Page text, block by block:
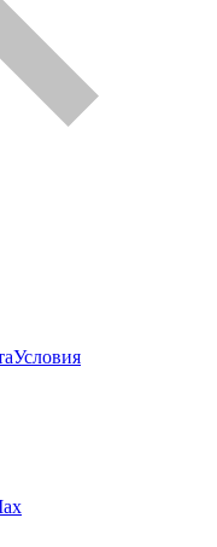
Условия